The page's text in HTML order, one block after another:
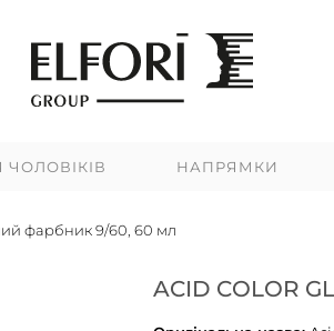
ЧОЛОВІКІВ НАПРЯМКИ
фарбник 9/60, 60 мл
ACID COLOR